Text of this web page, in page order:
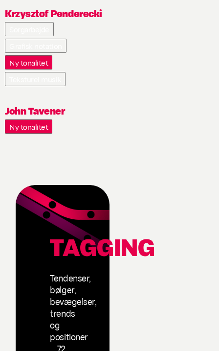
Krzysztof Penderecki
Ny tonalitet
John Tavener
Ny tonalitet
TAGGING
Tendenser,
bølger,
bevægelser,
trends
og
positioner
... 72